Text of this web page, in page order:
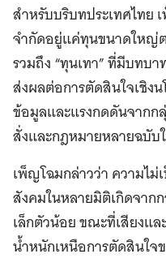
สำหรับบริบทประเทศไทย
จำกัดอยู่แค่ทุนขนาดใหญ่
รวมถึง “ทุนเทา” ที่มีบทบ
ส่งผลต่อการตัดสินใจเชิง
ข้อมูลและแรงกดดันจาก
สั่งและกฎหมายหลายฉบับ
เพ็ญโฉมกล่าวว่า ความไ
สังคมในหลายมิติเกิดจาก
เล็กตัวน้อย ขณะที่เสียงแ
น้ำหนักเหนือการตัดสินใจ